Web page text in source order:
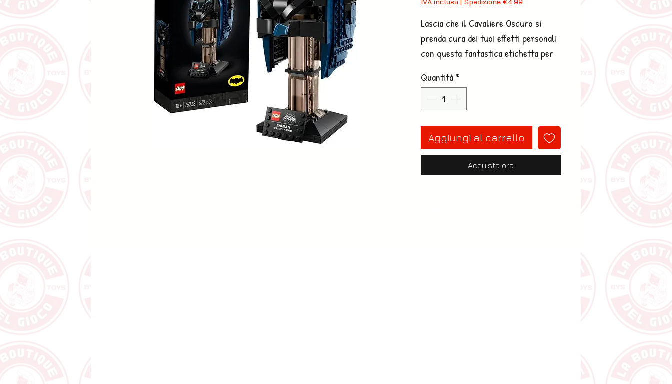
Lascia che il Cavaliere Oscuro si
prenda cura dei tuoi effetti personali
con questa fantastica etichetta per
Scrivi i tuoi dati personali sul
cartellino, inseriscilo nell’etichetta e
applicalo alla tua valigia o zaino.
Quantità*
Aggiungi al carrello
Acquista ora